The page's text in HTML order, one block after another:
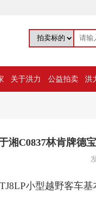
关于洪力 公益拍卖 洪
湘C0837林肯牌德
小型越野客车基